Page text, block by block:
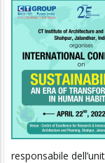
responsabile